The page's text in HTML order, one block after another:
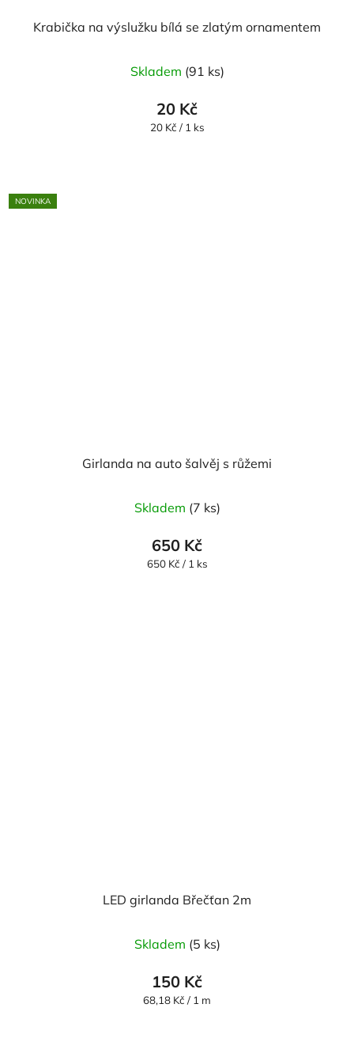
Krabička na výslužku bílá se zlatým ornamentem
Skladem (91 ks)
20 Kč
Měrná
20 Kč / 1 ks
NOVINKA
Girlanda na auto šalvěj s růžemi
Skladem (7 ks)
650 Kč
Měrná
650 Kč / 1 ks
LED girlanda Břečťan 2m
Skladem (5 ks)
150 Kč
Měrná
68,18 Kč / 1 m